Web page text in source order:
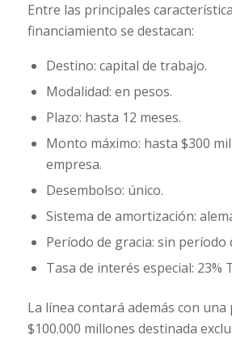
Entre las principales
financiamiento se destacan:
Destino: capital de trabajo.
Modalidad: en pesos.
Plazo: hasta 12 meses.
Monto máximo: hasta $300
empresa.
Desembolso: único.
Sistema de amortización:
Período de gracia: sin período
Tasa de interés especial: 23%
La línea contará además con
$100.000 millones destinada